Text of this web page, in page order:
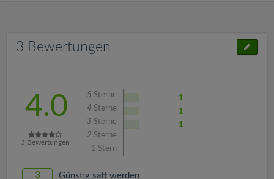
3 Bewertungen
4.0
3 Bewertungen
5 Sterne
1
4 Sterne
1
3 Sterne
1
2 Sterne
1 Stern
3 Günstig satt werden